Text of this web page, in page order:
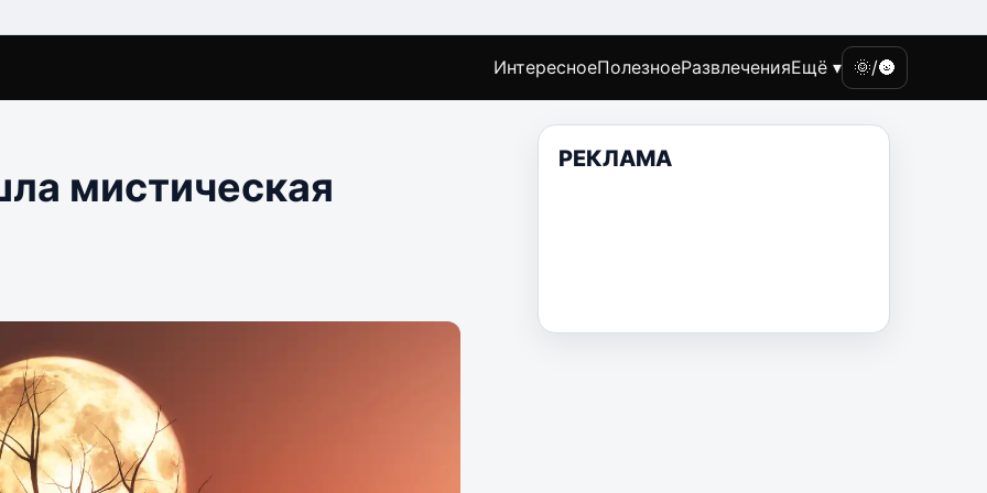
ИнтересноеПолезноеРазвлеченияЕщё ▾ 🌞/🌚
мистическая
РЕКЛАМА